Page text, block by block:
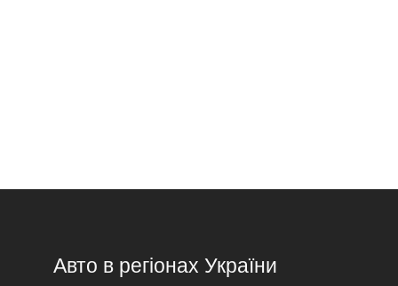
Авто в регіонах України